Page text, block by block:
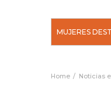
MUJERES
Uchegbu, pionera
Home Noticias